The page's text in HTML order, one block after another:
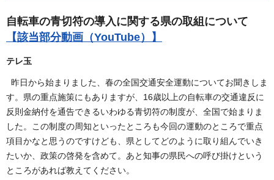
自転車の青切符の導入に関する県の取組について
【該当部分動画（YouTube）】
テレ玉
昨日から始まりました、春の全国交通安全運動についてお聞きしま
す。県の重点施策にもありますが、16歳以上の自転車の交通違反に
反則金納付を通告できるいわゆる青切符の制度が、全国で始まりま
した。この制度の周知といったところも今回の運動のところで重点
項目かなと思うのですけども、県としてどのように取り組んでいき
たいか、政策の啓発を含めて。あと知事の県民への呼び掛けという
ところがあれば教えてください。